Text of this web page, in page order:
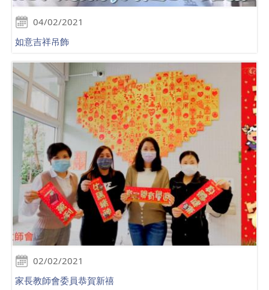
04/02/2021
如意吉祥吊飾
02/02/2021
家長教師會委員恭賀新禧